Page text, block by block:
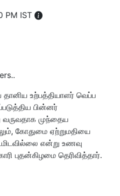
PM IST
உற்பத்தியாளர் வெப்ப
பின்னர்
வருவதாக முந்தைய
கோதுமை ஏற்றுமதியை
என்று உணவு
புதன்கிழமை தெரிவித்தார்.